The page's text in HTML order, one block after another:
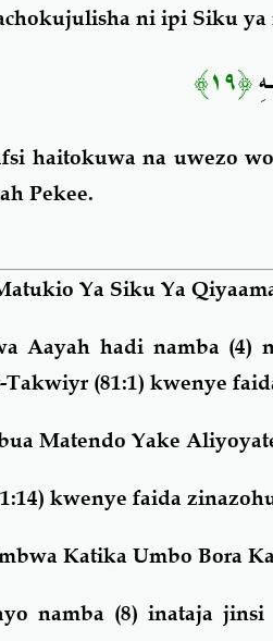
ni ipi Siku ya
﴿١٩﴾
haitokuwa na uwezo
Pekee.
Ya Siku Ya
Aayah hadi namba
Takwiyr (81:1) kwenye
Matendo Yake
kwenye faida
Katika Umbo Bora
namba (8) inataja